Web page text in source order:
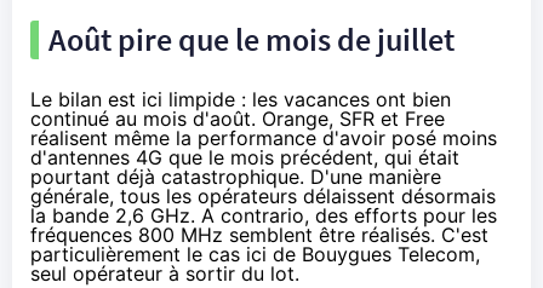
Août pire que le mois de juillet
Le bilan est ici limpide : les vacances ont bien
continué au mois d'août. Orange, SFR et Free
réalisent même la performance d'avoir posé moins
d'antennes 4G que le mois précédent, qui était
pourtant déjà catastrophique. D'une manière
générale, tous les opérateurs délaissent désormais
la bande 2,6 GHz. A contrario, des efforts pour les
fréquences 800 MHz semblent être réalisés. C'est
particulièrement le cas ici de Bouygues Telecom,
seul opérateur à sortir du lot.